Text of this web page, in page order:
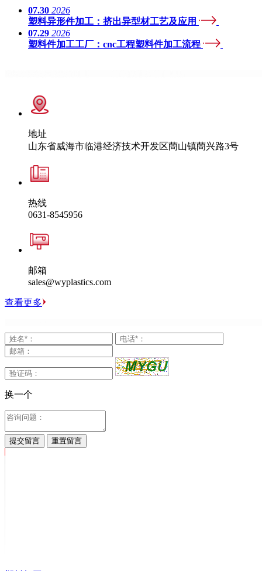
07.30 2026
塑料异形件加工：挤出异型材工艺及应用
07.29 2026
塑料件加工工厂：cnc工程塑料件加工流程
地址
山东省威海市临港经济技术开发区蔄山镇蔄兴路3号
热线
0631-8545956
邮箱
sales@wyplastics.com
查看更多
换一个
提交留言 重置留言